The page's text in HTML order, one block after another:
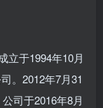
立于1994年10月
。2012年7月31
司于2016年8月